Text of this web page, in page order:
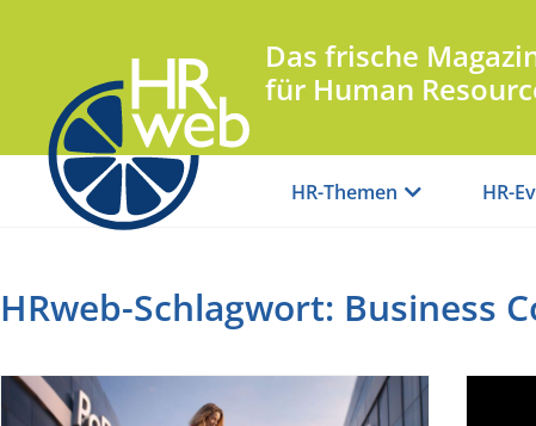
Das frische
für Human
HR-Themen HR-
HRweb-Schlagwort: Business